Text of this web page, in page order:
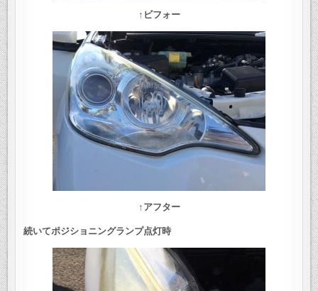
↑ビフォー
↑アフター
続いてポジショニングランプ点灯時